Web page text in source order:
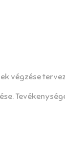
végzése